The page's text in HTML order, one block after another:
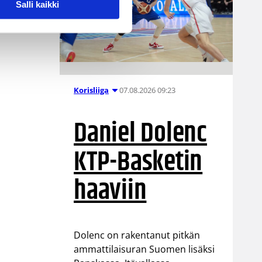
Salli kaikki
Korisliiga 07.08.2026 09:23
Daniel Dolenc
KTP-Basketin
haaviin
Dolenc on rakentanut pitkän
ammattilaisuran Suomen lisäksi